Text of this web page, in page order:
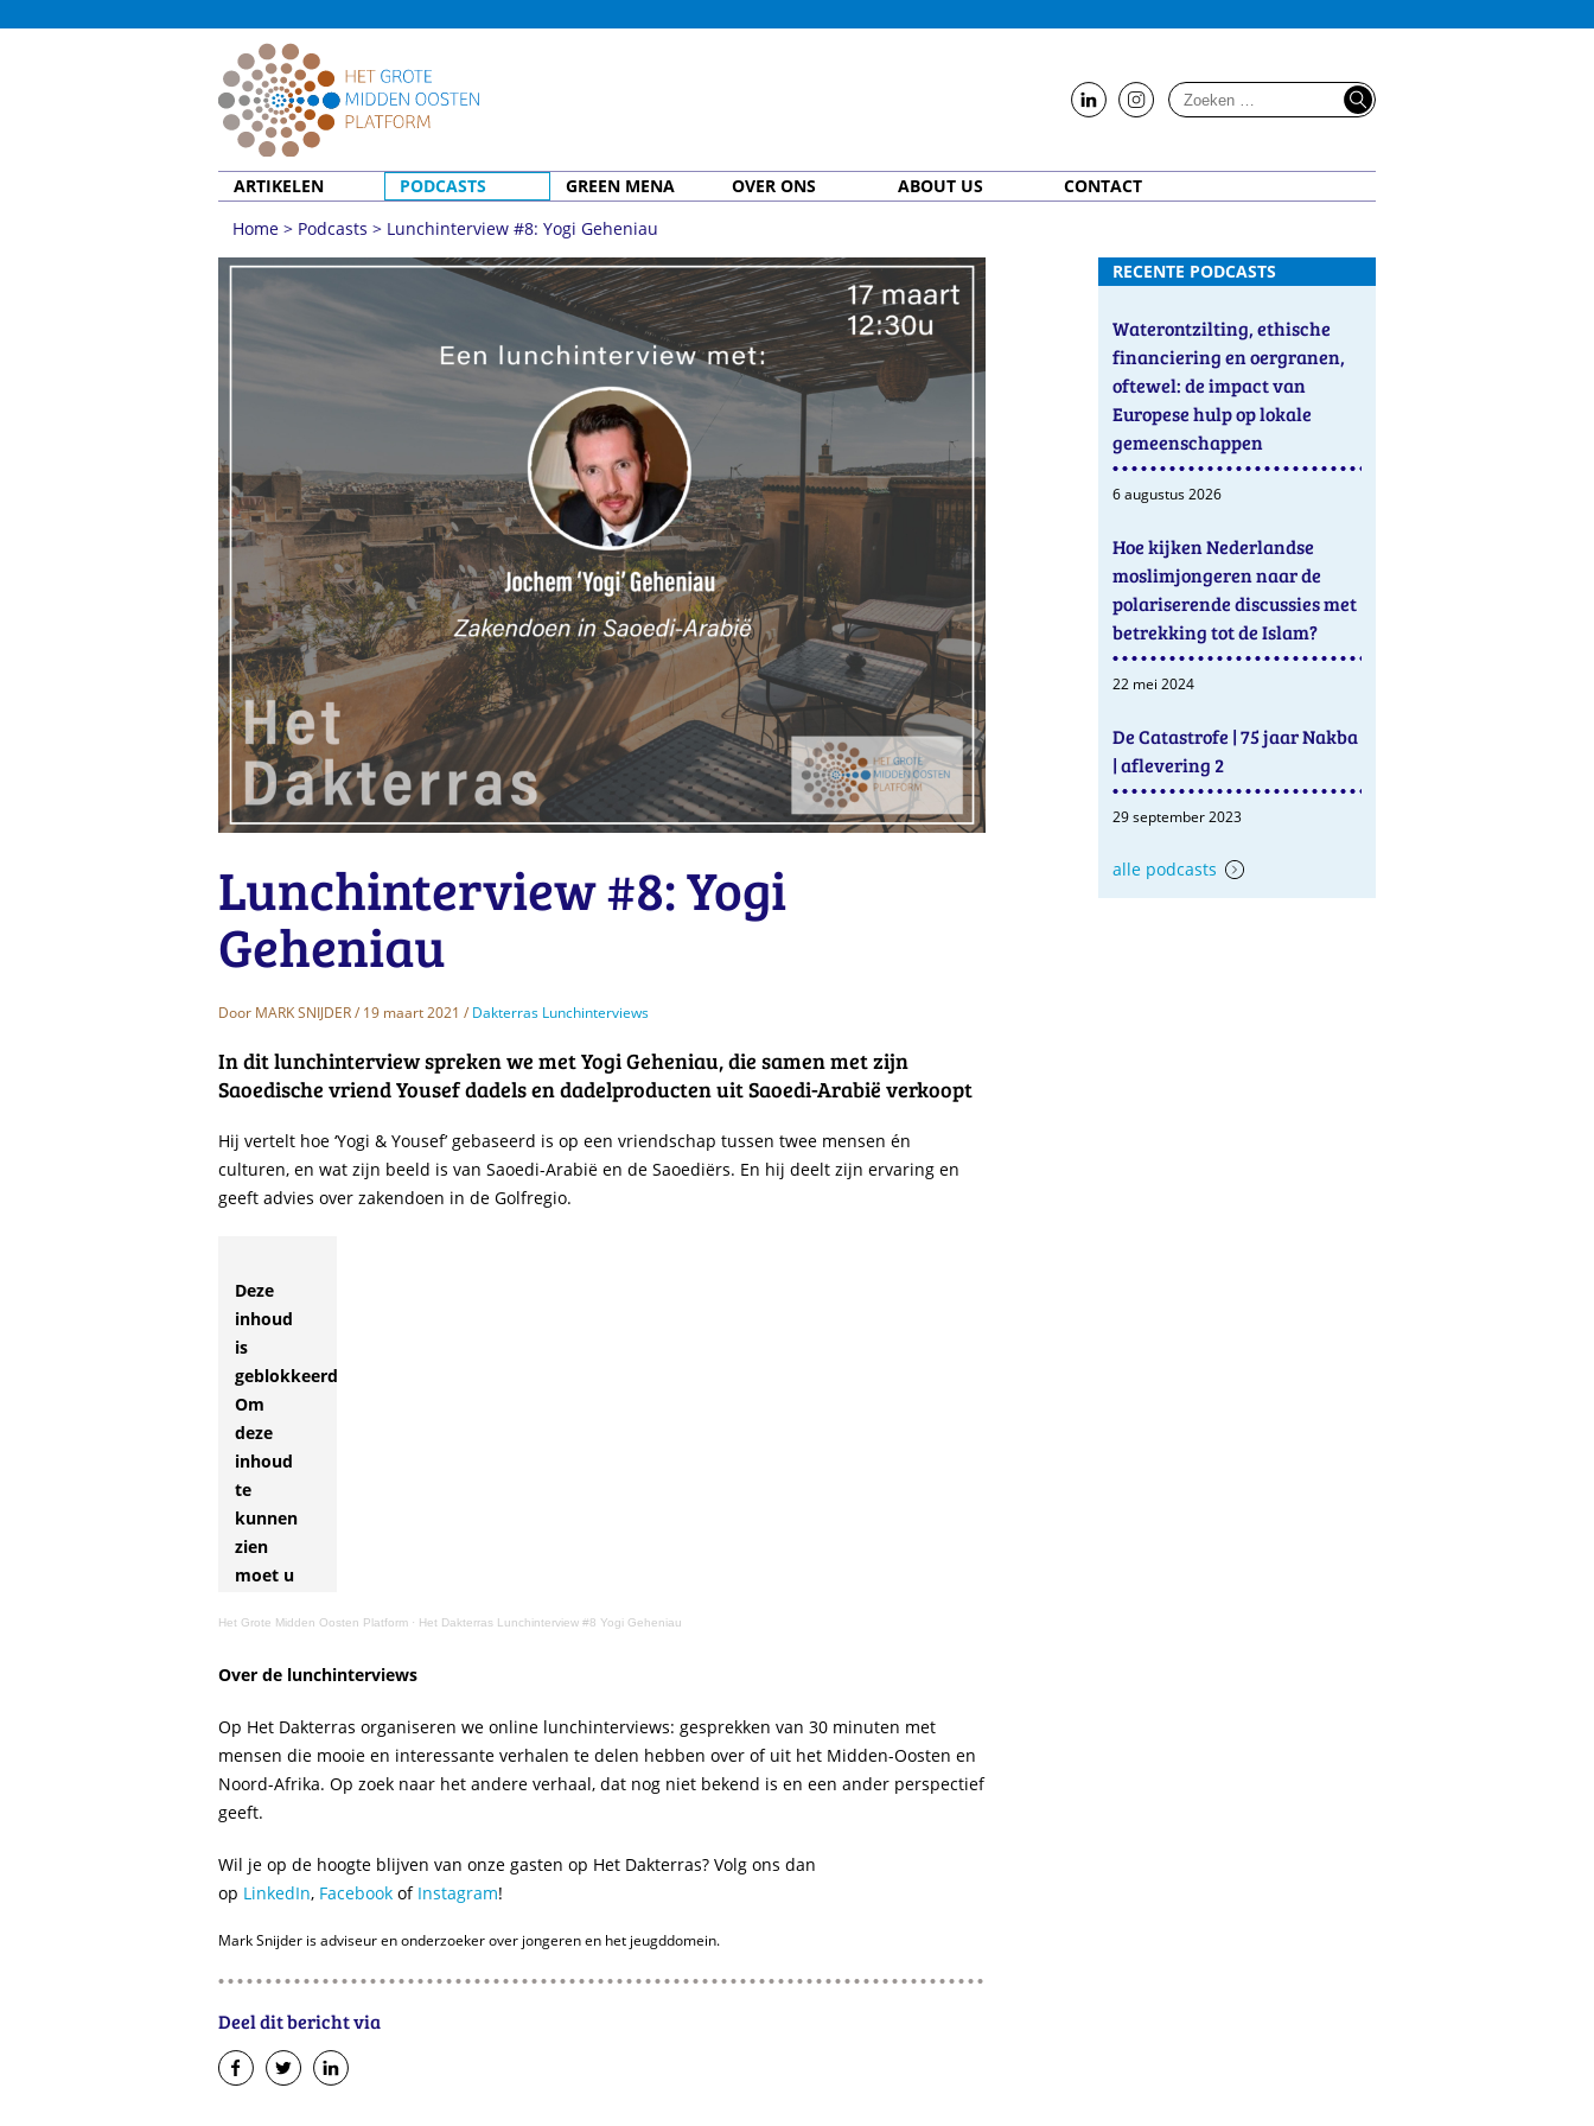
us
LinkedIn
us
Instagram
ARTIKELEN PODCASTS GREEN MENA OVER ONS ABOUT US
CONTACT
Home > Podcasts > Lunchinterview #8: Yogi Geheniau
Lunchinterview #8: Yogi
Geheniau
Door MARK SNIJDER/ 19 maart 2021 / Dakterras Lunchinterviews
In dit lunchinterview spreken we met Yogi Geheniau, die samen met zijn
Saoedische vriend Yousef dadels en dadelproducten uit Saoedi-Arabië verkoopt
Hij vertelt hoe ‘Yogi & Yousef’ gebaseerd is op een vriendschap tussen twee mensen én
culturen, en wat zijn beeld is van Saoedi-Arabië en de Saoediërs. En hij deelt zijn ervaring en
geeft advies over zakendoen in de Golfregio.
Deze
inhoud
is
geblokkeerd.
Om
deze
inhoud
te
kunnen
zien
moet u
plaatsen
cookies
accepteren.
klik om
accepteren
Het Grote Midden Oosten Platform · Het Dakterras Lunchinterview #8 Yogi Geheniau
Over de lunchinterviews
Op Het Dakterras organiseren we online lunchinterviews: gesprekken van 30 minuten met
mensen die mooie en interessante verhalen te delen hebben over of uit het Midden-Oosten en
Noord-Afrika. Op zoek naar het andere verhaal, dat nog niet bekend is en een ander perspectief
geeft.
Wil je op de hoogte blijven van onze gasten op Het Dakterras? Volg ons dan
op LinkedIn, Facebook of Instagram!
Mark Snijder is adviseur en onderzoeker over jongeren en het jeugddomein.
Deel dit bericht via
op
op
op
RECENTE PODCASTS
Waterontzilting, ethische
financiering en oergranen,
oftewel: de impact van
Europese hulp op lokale
gemeenschappen
6 augustus 2026
Hoe kijken Nederlandse
moslimjongeren naar de
polariserende discussies met
betrekking tot de Islam?
22 mei 2024
De Catastrofe | 75 jaar Nakba
| aflevering 2
29 september 2023
alle podcasts